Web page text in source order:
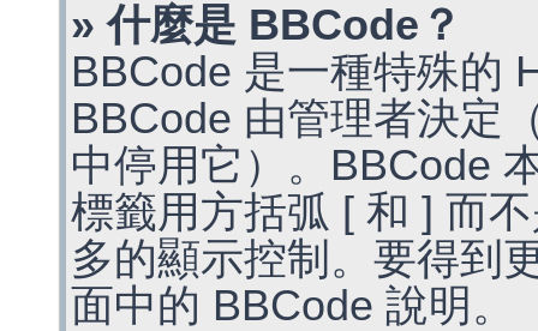
» 什麼是 BBCode？
BBCode 是一種特殊的
BBCode 由管理者決定
中停用它）。BBCode
標籤用方括弧 [ 和 ] 而
多的顯示控制。要得到
面中的 BBCode 說明。